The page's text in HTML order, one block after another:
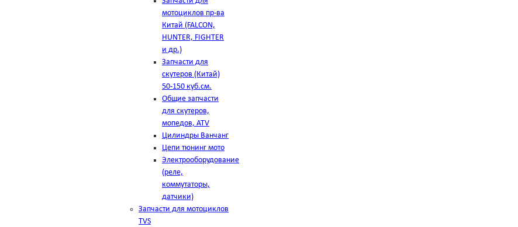
мотоциклов пр-ва
Китай (FALCON,
HUNTER, FIGHTER
и др.)
Запчасти для
скутеров (Китай)
50-150 куб.см.
Общие запчасти
для скутеров,
мопедов, ATV
Цилиндры Ванчанг
Цепи тюнинг мото
Электрооборудование
(реле,
коммутаторы,
датчики)
Запчасти для мотоциклов
TVS